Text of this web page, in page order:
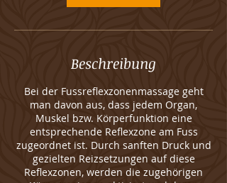
Beschreibung
Bei der Fussreflexzonenmassage geht
man davon aus, dass jedem Organ,
Muskel bzw. Körperfunktion eine
entsprechende Reflexzone am Fuss
zugeordnet ist. Durch sanften Druck und
gezielten Reizsetzungen auf diese
Reflexzonen, werden die zugehörigen